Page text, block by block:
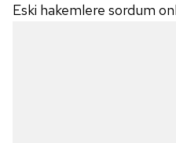
Eski hakemlere sordum